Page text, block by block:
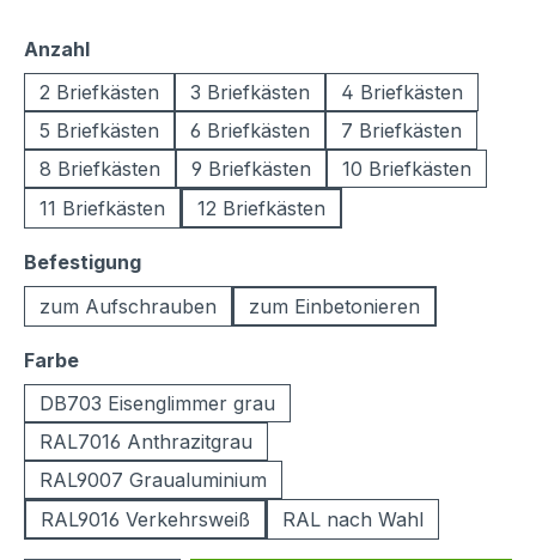
Anzahlauswählen
2 Briefkästen
3 Briefkästen
4 Briefkästen
5 Briefkästen
6 Briefkästen
7 Briefkästen
8 Briefkästen
9 Briefkästen
10 Briefkästen
11 Briefkästen
12 Briefkästen
Befestigungauswählen
zum Aufschrauben
zum Einbetonieren
Farbeauswählen
DB703 Eisenglimmer grau
RAL7016 Anthrazitgrau
RAL9007 Graualuminium
RAL9016 Verkehrsweiß
RAL nach Wahl